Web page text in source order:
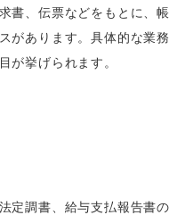
書、伝票などをもとに、帳
があります。具体的な業務
が挙げられます。
定調書、給与支払報告書の